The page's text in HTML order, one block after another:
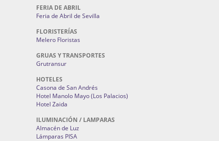
FERIA DE ABRIL
Feria de Abril de Sevilla
FLORISTERÍAS
Melero Floristas
GRUAS Y TRANSPORTES
Grutransur
HOTELES
Casona de San Andrés
Hotel Manolo Mayo (Los Palacios)
Hotel Zaida
ILUMINACIÓN / LAMPARAS
Almacén de Luz
Lámparas PISA